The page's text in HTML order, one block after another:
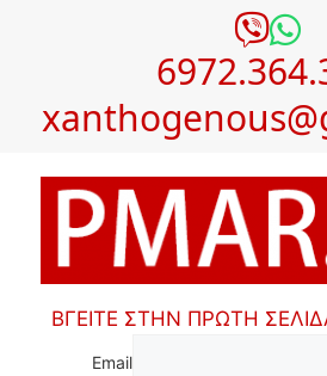
ΒΓΕΙΤΕ ΣΤΗΝ ΠΡΩΤΗ
Email